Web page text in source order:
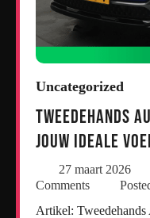
Uncategorized
Tweedehands
Jouw Ideale
27 maart 2026
Comments
Artikel: Tweedehands Auto Groningen Tweedehands A